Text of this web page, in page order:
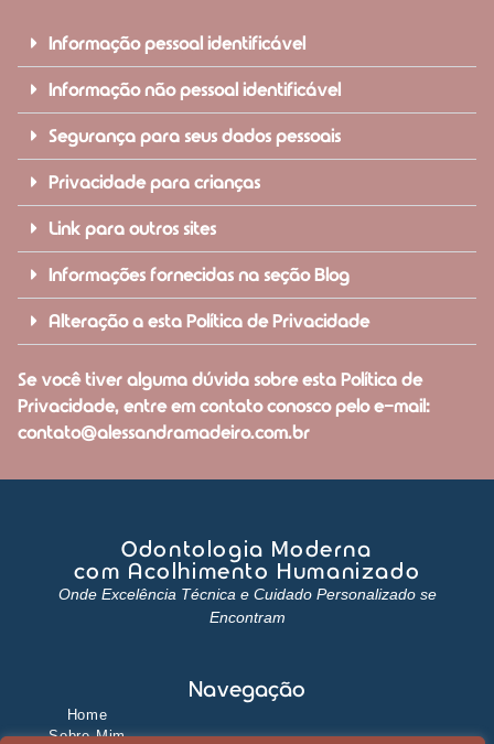
Informação pessoal identificável
Informação não pessoal identificável
Segurança para seus dados pessoais
Privacidade para crianças
Link para outros sites
Informações fornecidas na seção Blog
Alteração a esta Política de Privacidade
Se você tiver alguma dúvida sobre esta Política de
Privacidade, entre em contato conosco pelo e-mail:
contato@alessandramadeiro.com.br
Odontologia Moderna
com Acolhimento Humanizado
Onde Excelência Técnica e Cuidado Personalizado se
Encontram
Navegação
Home
Sobre Mim